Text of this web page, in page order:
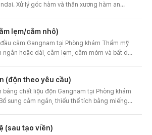
Xử lý góc hàm và thân xương hàm an
lẹm/cằm nhô)
cằm Gangnam tại Phòng khám Thẩm mỹ
ngắn hoặc dài, cằm lẹm, cằm móm và bất đối
(độn theo yêu cầu)
bằng chất liệu độn Gangnam tại Phòng khám
sung cằm ngắn, thiếu thể tích bằng miếng
(sau tạo viền)